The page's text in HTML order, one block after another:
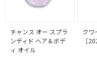
チャンス オー スプラ
ンディド ヘア＆ボデ
ィ オイル
クワ
［